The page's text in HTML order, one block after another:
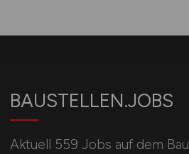
BAUSTELLEN.JOBS
Aktuell 559 Jobs auf dem